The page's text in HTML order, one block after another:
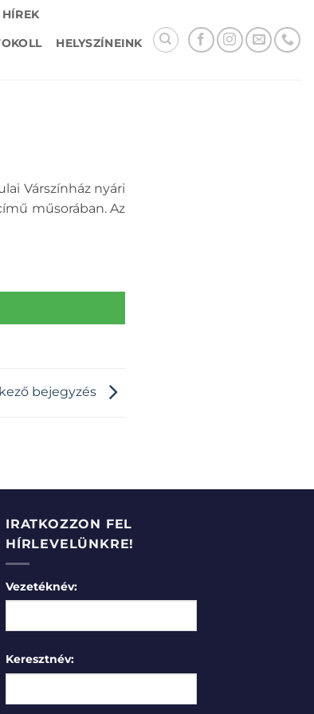
HÍREK
HELYSZÍNEINK
Várszínház nyári
műsorában. Az
bejegyzés
IRATKOZZON FEL
HÍRLEVELÜNKRE!
Vezetéknév:
Keresztnév: